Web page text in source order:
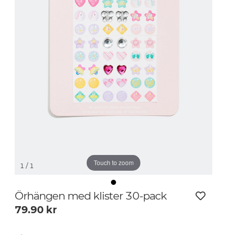
Touch to zoom
1 / 1
Örhängen med klister 30-pack
79.90 kr